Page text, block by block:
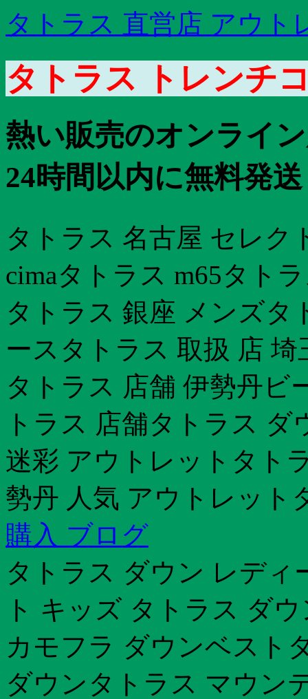
タトラス 直営店 アウト
タトラス トレンチ
熱い販売のオンライ
24時間以内に無料発送
タトラス 名古屋 セレ
cimaタトラス m65タト
タトラス 銀座 メンズタ
ースタトラス 取扱 店 埼
タトラス 店舗 伊勢丹ビ
トラス 店舗タトラス
迷彩 アウトレットタト
勢丹 人気 アウトレット
購入 ブログ
タトラス ダウン レデ
ト キッズ タトラス ダ
カモフラ ダウンベスト
ダウンタトラス マウン